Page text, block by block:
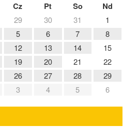
Cz Pt So Nd
29 30 31
1
5 6 7
8
12 13 14
15
19 20 21
22
26 27 28
29
3 4 5 6